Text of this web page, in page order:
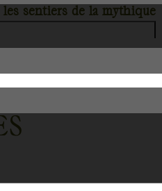
sentiers de la mythique
niveau 5 chaussures qui
afin de garantir des